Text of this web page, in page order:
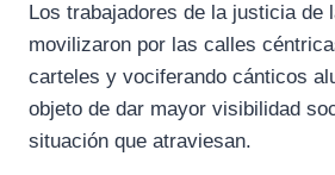
Los trabajadores de la justicia de
movilizaron por las calles
carteles y vociferando cánticos
objeto de dar mayor visibilidad
situación que atraviesan.